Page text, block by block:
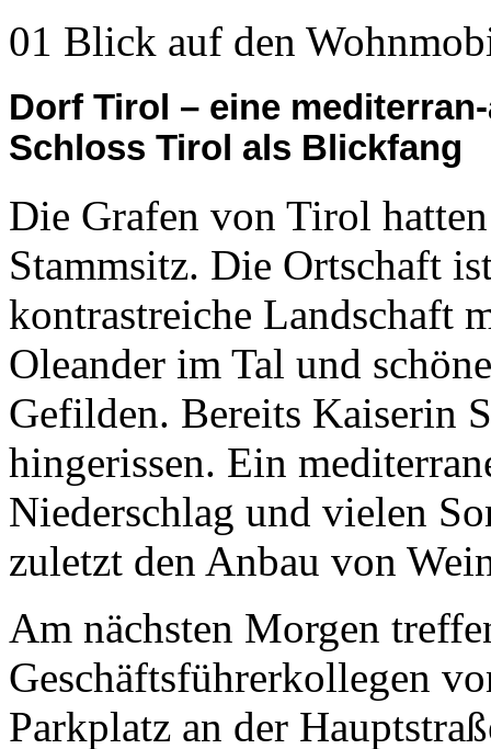
01 Blick auf den
Dorf Tirol – eine
Schloss Tirol als Blickfang
Die Grafen von Tirol
Stammsitz. Die Ortschaft
kontrastreiche Landschaft
Oleander im Tal und
Gefilden. Bereits Kaiserin
hingerissen. Ein
Niederschlag und vielen
zuletzt den Anbau von
Am nächsten Morgen
Geschäftsführerkollegen
Parkplatz an der